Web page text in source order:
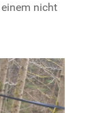
nicht